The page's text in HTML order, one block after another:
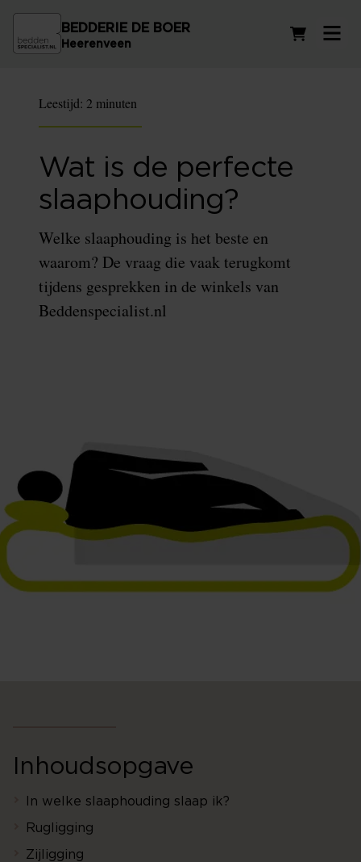
BEDDERIE DE BOER
Heerenveen
Leestijd: 2 minuten
Wat is de perfecte
slaaphouding?
Welke slaaphouding is het beste en
waarom? De vraag die vaak terugkomt
tijdens gesprekken in de winkels van
Beddenspecialist.nl
Inhoudsopgave
In welke slaaphouding slaap ik?
Rugligging
Zijligging